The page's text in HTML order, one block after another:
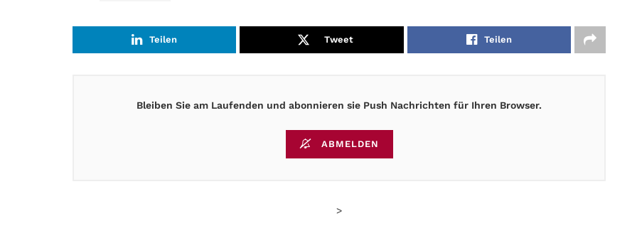
Teilen Tweet Teilen
Bleiben Sie am Laufenden und abonnieren sie Push Nachrichten für Ihren Browser.
ABMELDEN
>